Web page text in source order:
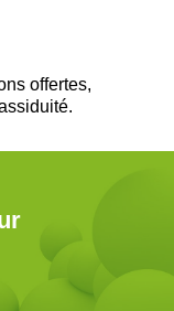
offertes,